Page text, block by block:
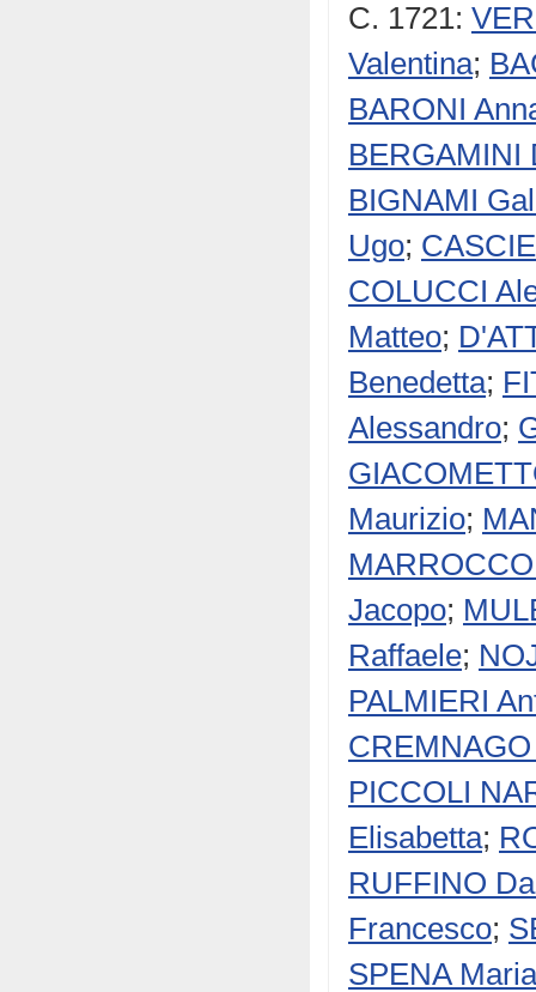
C. 1721:
Valentina;
BARONI
BERGAMINI
BIGNAMI
Ugo;
COLUCCI
Matteo;
Benedetta;
Alessandro;
Maurizio;
Jacopo;
Raffaele;
PALMIERI
PICCOLI
Elisabetta;
RUFFINO
Francesco;
SPENA Maria